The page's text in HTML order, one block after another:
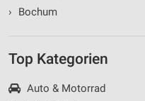
›
Bochum
Top Kategorien
Auto & Motorrad